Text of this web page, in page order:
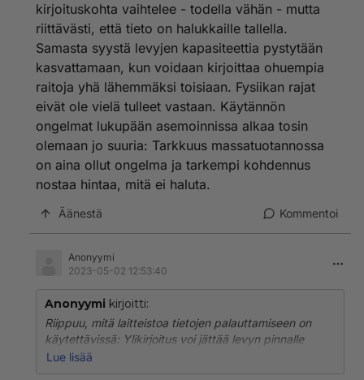
kirjoituskohta vaihtelee - todella vähän - mutta
riittävästi, että tieto on halukkaille tallella.
Samasta syystä levyjen kapasiteettia pystytään
kasvattamaan, kun voidaan kirjoittaa ohuempia
raitoja yhä lähemmäksi toisiaan. Fysiikan rajat
eivät ole vielä tulleet vastaan. Käytännön
ongelmat lukupään asemoinnissa alkaa tosin
olemaan jo suuria: Tarkkuus massatuotannossa
on aina ollut ongelma ja tarkempi kohdennus
nostaa hintaa, mitä ei haluta.
Äänestä Kommentoi
Anonyymi
2023-05-02 12:53:40
Anonyymi kirjoitti:
Riippuu, mitä laitteistoa tietojen palauttamiseen on
käytettävissä: Ylikirjoitus voi jättää levyn pinnalle
magneettisia jäämiä alkuperäisestä tiedosta ja tällaisia
Lue lisää